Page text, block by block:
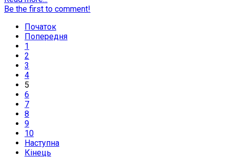
Be the first to comment!
Початок
Попередня
1
2
3
4
5
6
7
8
9
10
Наступна
Кінець